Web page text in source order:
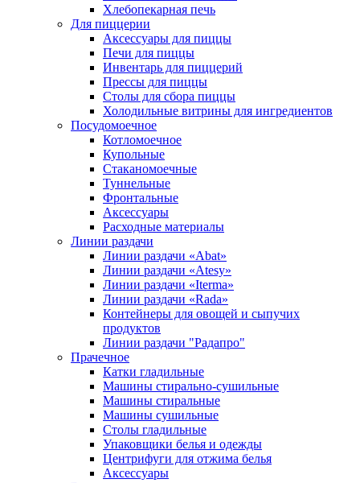
Хлебопекарная печь
Для пиццерии
Аксессуары для пиццы
Печи для пиццы
Инвентарь для пиццерий
Прессы для пиццы
Столы для сбора пиццы
Холодильные витрины для ингредиентов
Посудомоечное
Котломоечное
Купольные
Стаканомоечные
Туннельные
Фронтальные
Аксессуары
Расходные материалы
Линии раздачи
Линии раздачи «Abat»
Линии раздачи «Atesy»
Линии раздачи «Iterma»
Линии раздачи «Rada»
Контейнеры для овощей и сыпучих
продуктов
Линии раздачи "Радапро"
Прачечное
Катки гладильные
Машины стирально-сушильные
Машины стиральные
Машины сушильные
Столы гладильные
Упаковщики белья и одежды
Центрифуги для отжима белья
Аксессуары